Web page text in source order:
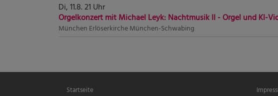
Di, 11.8. 21 Uhr
Orgelkonzert mit Michael Leyk: Nachtmusik II - Orgel und KI-
München Erlöserkirche München-Schwabing
Hauptnavigation
Startseite